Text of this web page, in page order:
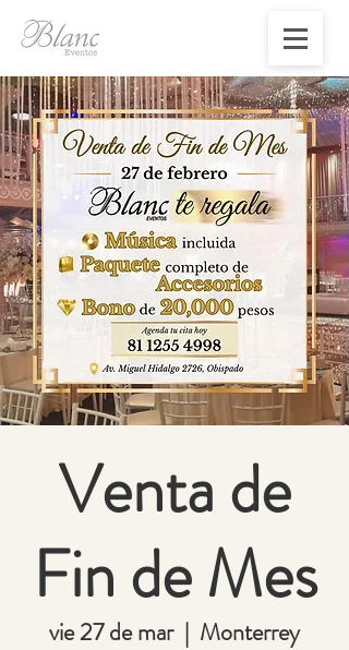
Venta de
Fin de Mes
vie 27 de mar
  |
Monterrey